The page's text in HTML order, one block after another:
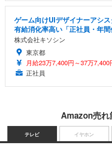
ゲーム向けUIデザイナーアシ
有給消化率高い「正社員・年
株式会社キソシン
東京都
月給23万7,400円～37万7,400
正社員
Amazon売
テレビ イヤホン